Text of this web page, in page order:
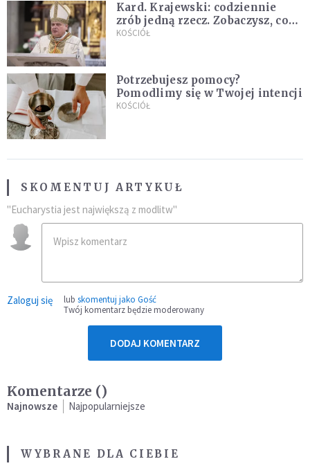
Kard. Krajewski: codziennie
zrób jedną rzecz. Zobaczysz, co
stanie się z twoim życiem
KOŚCIÓŁ
Potrzebujesz pomocy?
Pomodlimy się w Twojej intencji
KOŚCIÓŁ
SKOMENTUJ ARTYKUŁ
"Eucharystia jest największą z modlitw"
Zaloguj się lub skomentuj jako Gość
Twój komentarz będzie moderowany
DODAJ KOMENTARZ
Komentarze ()
Najnowsze Najpopularniejsze
WYBRANE DLA CIEBIE